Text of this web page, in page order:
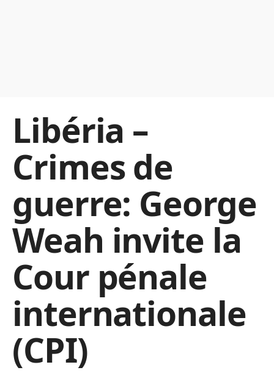
Libéria –
Crimes de
guerre: George
Weah invite la
Cour pénale
internationale
(CPI)